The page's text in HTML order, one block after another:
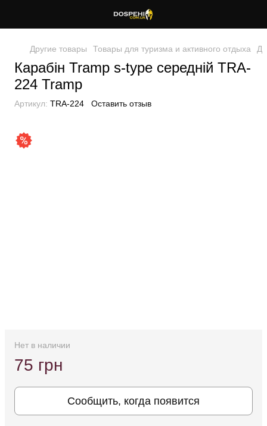
Другие товары Товары для туризма и активного отдыха
Карабін Tramp s-type середній TRA-
224 Tramp
Артикул: TRA-224 Оставить отзыв
Нет в наличии
75 грн
Сообщить, когда появится